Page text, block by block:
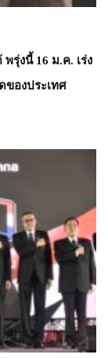
รุ่งนี้ 16 ม.ค. เร่ง
องประเทศ
หรัฐฯ
วน แนะ
อบแทน